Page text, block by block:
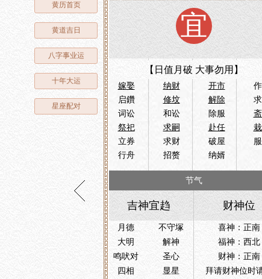
黄历首页
黄道吉日
八字事业运
十年大运
星座配对
宜
【日值月破 大事勿用】
嫁娶 纳财 开市
启鑽
修坟 解除
词讼
和讼 除服
祭祀
求嗣 赴任
立券
求财 破屋
行舟
招赘 纳婿
节气
吉神宜趋
月德
不守塚
大明
解神
鸣吠对
圣心
四相
显星
财神位
喜神：正南
福神：西北
财神：正南
拜请财神位时